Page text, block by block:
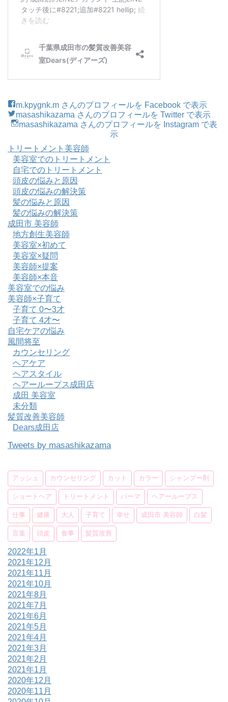
m.kpygnk.m さんのプロフィールを Facebook で表示
masashikazama さんのプロフィールを Twitter で表示
masashikazama さんのプロフィールを Instagram で表
示
トリートメント美容師
美容室でのトリートメント
自宅でのトリートメント
頭皮の悩みと原因
頭皮の悩みの解決策
髪の悩みと原因
髪の悩みの解決策
成田市 美容師
地方創生美容師
美容室×初めて
美容室×疑問
美容師×提案
美容師×本音
美容室での悩み
美容師×子育て
子育て 0〜3才
子育て 4才〜
自宅ケアの悩み
風間将至
カウンセリング
ヘアケア
ヘアスタイル
ヘアーループス成田店
成田 美容室
未分類
髪質改善美容師
Dears成田店
Tweets by masashikazama
アッシュ カウンセリング カット カラー シャンプー剤
ショートヘア トリートメント パーマ ヘアーループス
仕事 健康 大人 子育て 幸せ 成田市 美容師 白髪
言葉 頭皮 食事 髪質改善
2022年1月
2021年12月
2021年11月
2021年10月
2021年8月
2021年7月
2021年6月
2021年5月
2021年4月
2021年3月
2021年2月
2021年1月
2020年12月
2020年11月